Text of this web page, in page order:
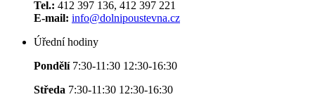
Tel.: 412 397 136, 412 397 221
E-mail: info@dolnipoustevna.cz
Úřední hodiny
Pondělí 7:30-11:30 12:30-16:30
Středa 7:30-11:30 12:30-16:30